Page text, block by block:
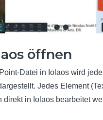
öffnen
Datei in Iolaos wird
Jedes Element
direkt in Iolaos bearbeitet